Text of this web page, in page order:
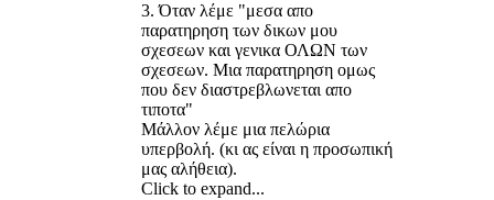
3. Όταν λέμε "μεσα απο
παρατηρηση των δικων μου
σχεσεων και γενικα ΟΛΩΝ των
σχεσεων. Μια παρατηρηση ομως
που δεν διαστρεβλωνεται απο
τιποτα"
Μάλλον λέμε μια πελώρια
υπερβολή. (κι ας είναι η προσωπική
μας αλήθεια).
Click to expand...